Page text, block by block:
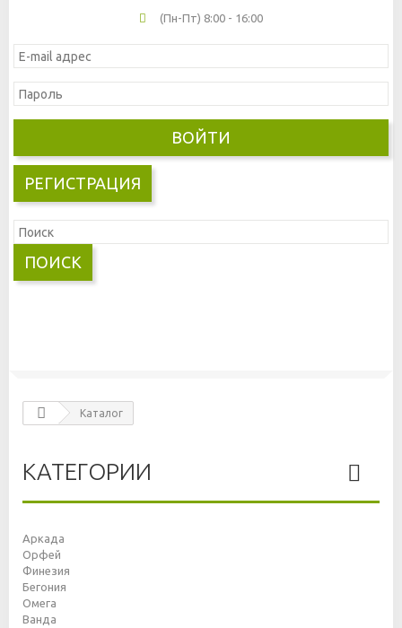
(Пн-Пт) 8:00 - 16:00
ВОЙТИ
РЕГИСТРАЦИЯ
ПОИСК
Каталог
КАТЕГОРИИ
Аркада
Орфей
Финезия
Бегония
Омега
Ванда